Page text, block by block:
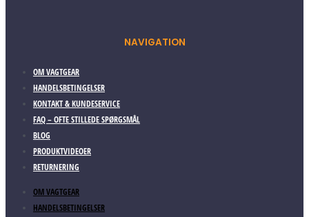
NAVIGATION
OM VAGTGEAR
HANDELSBETINGELSER
KONTAKT & KUNDESERVICE
FAQ – OFTE STILLEDE SPØRGSMÅL
BLOG
PRODUKTVIDEOER
RETURNERING
OM VAGTGEAR
HANDELSBETINGELSER